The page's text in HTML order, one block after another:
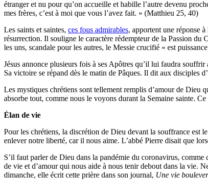
étranger et nu pour qu’on accueille et habille l’autre devenu
mes frères, c’est à moi que vous l’avez fait. » (Matthieu 25, 40)
Les saints et saintes, ces fous admirables, apportent une réponse
résurrection. Il souligne le caractère rédempteur de la Passion
les uns, scandale pour les autres, le Messie crucifié « est
Jésus annonce plusieurs fois à ses Apôtres qu’il lui faudra
Sa victoire se répand dès le matin de Pâques. Il dit aux disciples
Les mystiques chrétiens sont tellement remplis d’amour de Dieu
absorbe tout, comme nous le voyons durant la Semaine sainte.
Élan de vie
Pour les chrétiens, la discrétion de Dieu devant la souffrance est
enlever notre liberté, car il nous aime. L’abbé Pierre disait que
S’il faut parler de Dieu dans la pandémie du coronavirus,
de vie et d’amour qui nous aide à nous tenir debout dans la vie.
dimanche, elle écrit cette prière dans son journal, Une vie